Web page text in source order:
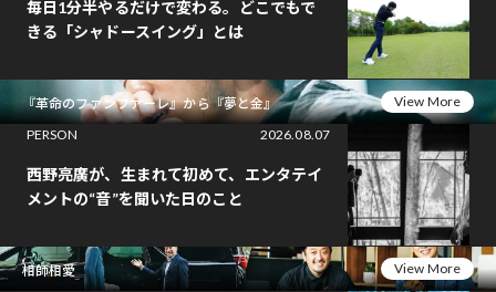
毎日1分半やるだけで変わる。どこでもで
きる「シャドースイング」とは
『革命のファンファーレ』から『夢と金』
View More
PERSON
2026.08.07
西野亮廣が、生まれて初めて、エンタテイ
メントの“音”を聞いた日のこと
相師相愛
View More